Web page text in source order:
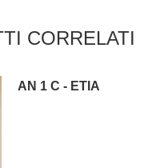
CORRELATI
AN 1 C - ETIA